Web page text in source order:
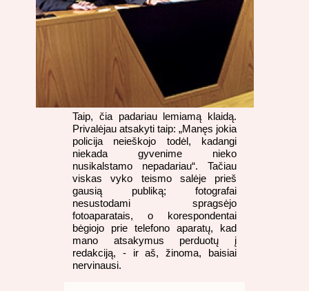
Taip, čia padariau lemiamą klaidą.
Privalėjau atsakyti taip: „Manęs jokia
policija neieškojo todėl, kadangi
niekada gyvenime nieko
nusikalstamo nepadariau“. Tačiau
viskas vyko teismo salėje prieš
gausią publiką; fotografai
nesustodami spragsėjo
fotoaparatais, o korespondentai
bėgiojo prie telefono aparatų, kad
mano atsakymus perduotų į
redakciją, - ir aš, žinoma, baisiai
nervinausi.